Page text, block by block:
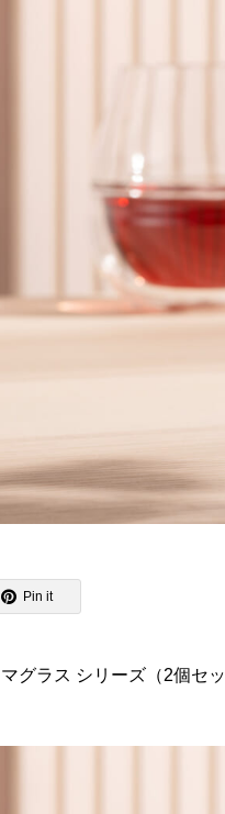
Pin it
グラス シリーズ（2個セッ